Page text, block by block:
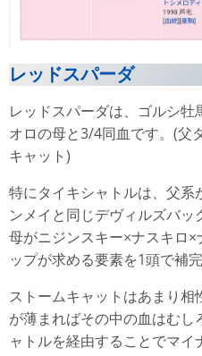
レッドスパーダ
レッドスパーダは、ゴルシ
オロの母と3/4同血です。(父
キャット)
特にタイキシャトルは、父系
ンメイと同じデヴィルズバッ
母がニジンスキー×ナスキロ
ップが求める要素を1頭で補
ストームキャットはあまり
が薄まればその中の血はむ
ャトルを経由することでマイ